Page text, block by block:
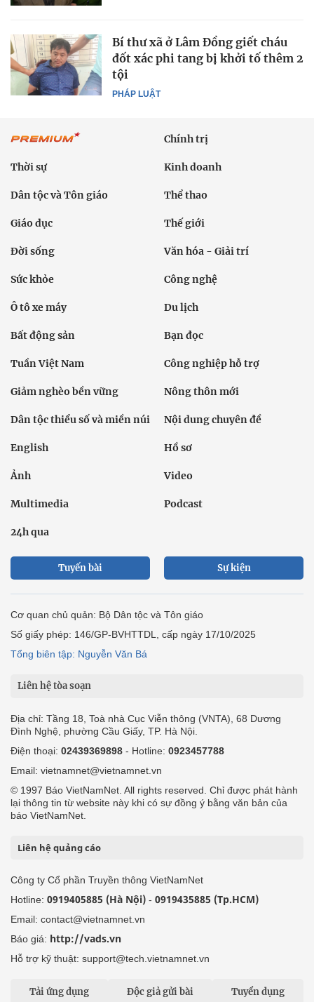
PHÁP LUẬT
Bí thư xã ở Lâm Đồng giết cháu
đốt xác phi tang bị khởi tố thêm 2
tội
Chính trị
Thời sự Kinh doanh
Dân tộc và Tôn giáo Thể thao
Giáo dục Thế giới
Đời sống Văn hóa - Giải trí
Sức khỏe Công nghệ
Ô tô xe máy Du lịch
Bất động sản Bạn đọc
Tuần Việt Nam Công nghiệp hỗ trợ
Giảm nghèo bền vững Nông thôn mới
Dân tộc thiểu số và miền núi Nội dung chuyên đề
English Hồ sơ
Ảnh Video
Multimedia Podcast
24h qua
Tuyến bài Sự kiện
Cơ quan chủ quản: Bộ Dân tộc và Tôn giáo
Số giấy phép: 146/GP-BVHTTDL, cấp ngày 17/10/2025
Tổng biên tập: Nguyễn Văn Bá
Liên hệ tòa soạn
Địa chỉ: Tầng 18, Toà nhà Cục Viễn thông (VNTA), 68 Dương
Đình Nghệ, phường Cầu Giấy, TP. Hà Nội.
Điện thoại: 02439369898 - Hotline: 0923457788
Email: vietnamnet@vietnamnet.vn
© 1997 Báo VietNamNet. All rights reserved. Chỉ được phát hành
lại thông tin từ website này khi có sự đồng ý bằng văn bản của
báo VietNamNet.
Liên hệ quảng cáo
Công ty Cổ phần Truyền thông VietNamNet
Hotline: 0919405885 (Hà Nội) - 0919435885 (Tp.HCM)
Email: contact@vietnamnet.vn
Báo giá: http://vads.vn
Hỗ trợ kỹ thuật: support@tech.vietnamnet.vn
Tải ứng dụng Độc giả gửi bài Tuyển dụng